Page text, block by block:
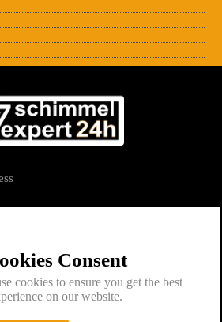
Consent
cookies to ensure you get the best
on our website.